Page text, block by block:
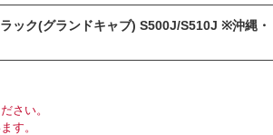
ック(グランドキャブ) S500J/S510J ※沖縄・
さい。
す。